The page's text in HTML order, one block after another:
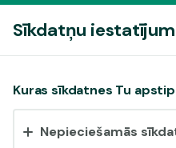
Vai
Šī vietne izmanto 3
nepieciešamās,
Sīkdatņu
Kuras sīkdatnes Tu
Nepieciešamās